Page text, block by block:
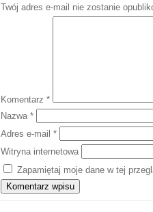
Twój adres e-mail nie zostanie
Komentarz *
Nazwa *
Adres e-mail *
Witryna internetowa
Zapamiętaj moje dane w tej